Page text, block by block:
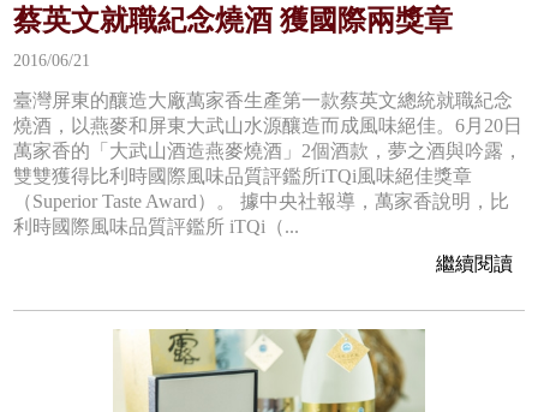
蔡英文就職紀念燒酒 獲國際兩獎章
2016/06/21
臺灣屏東的釀造大廠萬家香生產第一款蔡英文總統就職紀念
燒酒，以燕麥和屏東大武山水源釀造而成風味絕佳。6月20日
萬家香的「大武山酒造燕麥燒酒」2個酒款，夢之酒與吟露，
雙雙獲得比利時國際風味品質評鑑所iTQi風味絕佳獎章
（Superior Taste Award）。 據中央社報導，萬家香說明，比
利時國際風味品質評鑑所 iTQi（...
繼續閱讀